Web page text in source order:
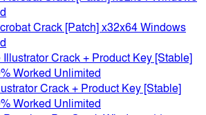
Crack [Patch] x32x64 Windows
Crack + Product Key [Stable]
Worked Unlimited